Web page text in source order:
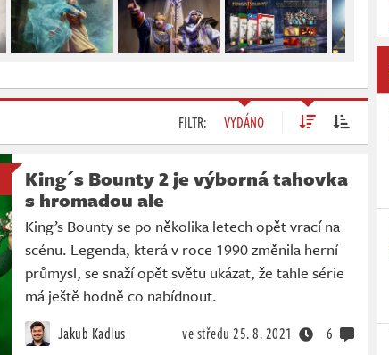
FILTR: VYDÁNO
King´s Bounty 2 je výborná tahovka
s hromadou ale
King’s Bounty se po několika letech opět vrací na
scénu. Legenda, která v roce 1990 změnila herní
průmysl, se snaží opět světu ukázat, že tahle série
má ještě hodně co nabídnout.
Jakub Kadlus ve středu 25. 8. 2021 6